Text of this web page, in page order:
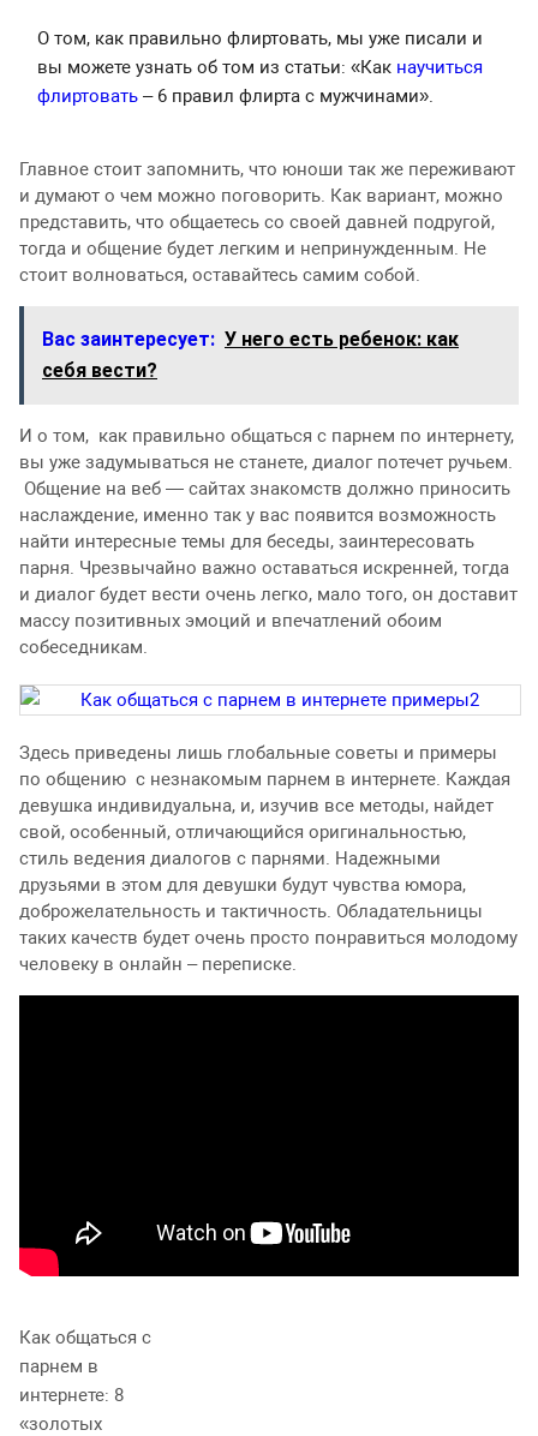
О том, как правильно флиртовать, мы уже писали и
вы можете узнать об том из статьи: «Как научиться
флиртовать – 6 правил флирта с мужчинами».
Главное стоит запомнить, что юноши так же переживают
и думают о чем можно поговорить. Как вариант, можно
представить, что общаетесь со своей давней подругой,
тогда и общение будет легким и непринужденным. Не
стоит волноваться, оставайтесь самим собой.
Вас заинтересует: У него есть ребенок: как
себя вести?
И о том, как правильно общаться с парнем по интернету,
вы уже задумываться не станете, диалог потечет ручьем.
Общение на веб — сайтах знакомств должно приносить
наслаждение, именно так у вас появится возможность
найти интересные темы для беседы, заинтересовать
парня. Чрезвычайно важно оставаться искренней, тогда
и диалог будет вести очень легко, мало того, он доставит
массу позитивных эмоций и впечатлений обоим
собеседникам.
Здесь приведены лишь глобальные советы и примеры
по общению с незнакомым парнем в интернете. Каждая
девушка индивидуальна, и, изучив все методы, найдет
свой, особенный, отличающийся оригинальностью,
стиль ведения диалогов с парнями. Надежными
друзьями в этом для девушки будут чувства юмора,
доброжелательность и тактичность. Обладательницы
таких качеств будет очень просто понравиться молодому
человеку в онлайн – переписке.
Как общаться с
парнем в
интернете: 8
«золотых